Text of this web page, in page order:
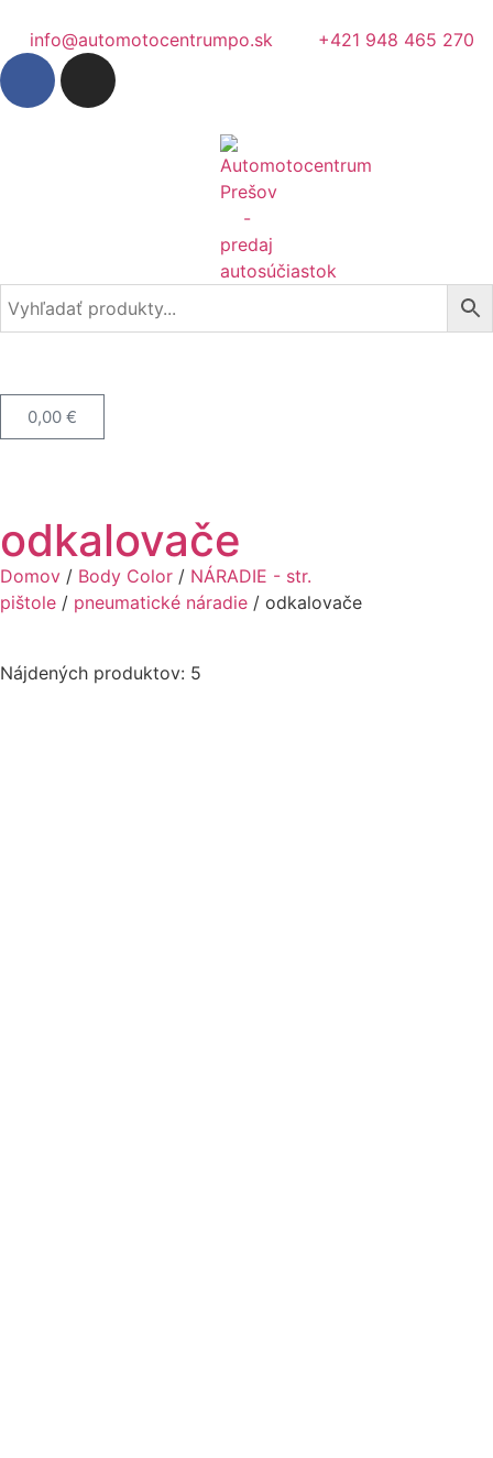
info@automotocentrumpo.sk +421 948 465 270
0,00 €
odkalovače
Domov / Body Color / NÁRADIE - str.
pištole / pneumatické náradie / odkalovače
Nájdených produktov: 5